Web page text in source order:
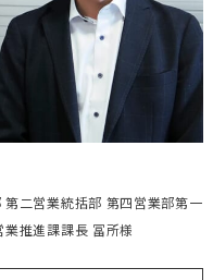
二営業統括部 第四営業部第一
推進課課長 冨所様